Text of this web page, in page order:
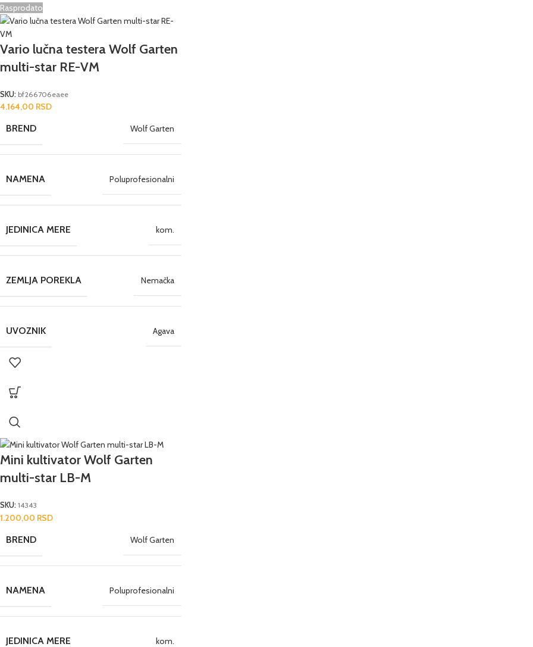
Rasprodato
Vario lučna testera Wolf Garten
multi-star RE-VM
SKU: bf266706eaee
4.164,00 RSD
BREND Wolf Garten
NAMENA Poluprofesionalni
JEDINICA MERE kom.
ZEMLJA POREKLA Nemačka
UVOZNIK Agava
Mini kultivator Wolf Garten
multi-star LB-M
SKU: 14343
1.200,00 RSD
BREND Wolf Garten
NAMENA Poluprofesionalni
JEDINICA MERE kom.